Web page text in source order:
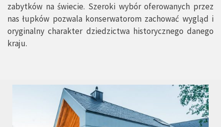
zabytków na świecie. Szeroki wybór oferowanych przez
nas łupków pozwala konserwatorom zachować wygląd i
oryginalny charakter dziedzictwa historycznego danego
kraju.